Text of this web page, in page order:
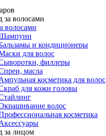
волосами
и кондиционеры
для волос
филлеры
масла
косметика для волос
для кожи головы
волос
косметика